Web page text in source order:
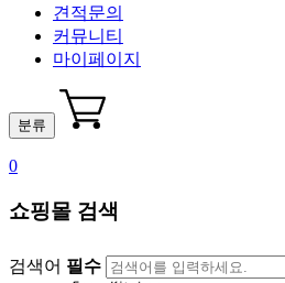
견적문의
커뮤니티
마이페이지
분류
0
쇼핑몰 검색
검색어 필수